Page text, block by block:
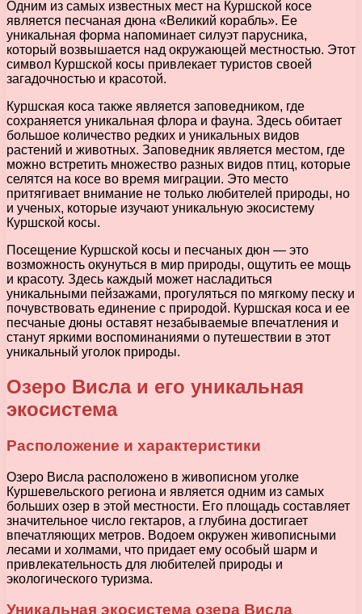
Одним из самых известных мест на Куршской косе
является песчаная дюна «Великий корабль». Ее
уникальная форма напоминает силуэт парусника,
который возвышается над окружающей местностью. Этот
символ Куршской косы привлекает туристов своей
загадочностью и красотой.
Куршская коса также является заповедником, где
сохраняется уникальная флора и фауна. Здесь обитает
большое количество редких и уникальных видов
растений и животных. Заповедник является местом, где
можно встретить множество разных видов птиц, которые
селятся на косе во время миграции. Это место
притягивает внимание не только любителей природы, но
и ученых, которые изучают уникальную экосистему
Куршской косы.
Посещение Куршской косы и песчаных дюн — это
возможность окунуться в мир природы, ощутить ее мощь
и красоту. Здесь каждый может насладиться
уникальными пейзажами, прогуляться по мягкому песку и
почувствовать единение с природой. Куршская коса и ее
песчаные дюны оставят незабываемые впечатления и
станут яркими воспоминаниями о путешествии в этот
уникальный уголок природы.
Озеро Висла и его уникальная
экосистема
Расположение и характеристики
Озеро Висла расположено в живописном уголке
Куршевельского региона и является одним из самых
больших озер в этой местности. Его площадь составляет
значительное число гектаров, а глубина достигает
впечатляющих метров. Водоем окружен живописными
лесами и холмами, что придает ему особый шарм и
привлекательность для любителей природы и
экологического туризма.
Уникальная экосистема озера Висла